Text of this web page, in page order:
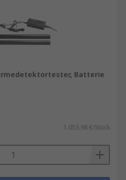
Batterie
1.053,98 €/Stück